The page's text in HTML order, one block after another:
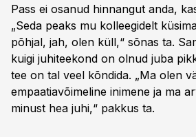
Pass ei osanud hinnangut anda,
„Seda peaks mu kolleegidelt
põhjal, jah, olen küll,“ sõnas ta.
kuigi juhiteekond on olnud juba
tee on tal veel kõndida. „Ma olen
empaatiavõimeline inimene ja ma
minust hea juhi,“ pakkus ta.